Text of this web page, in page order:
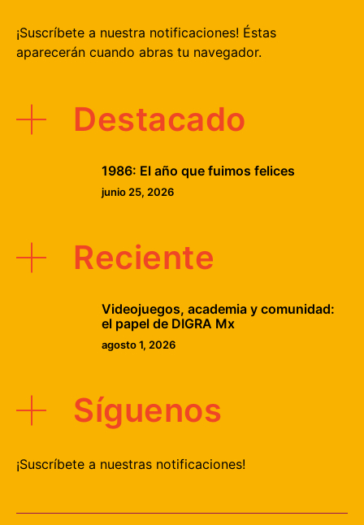
¡Suscríbete a nuestra notificaciones! Éstas
aparecerán cuando abras tu navegador.
Destacado
1986: El año que fuimos felices
junio 25, 2026
Reciente
Videojuegos, academia y comunidad:
el papel de DIGRA Mx
agosto 1, 2026
Síguenos
¡Suscríbete a nuestras notificaciones!